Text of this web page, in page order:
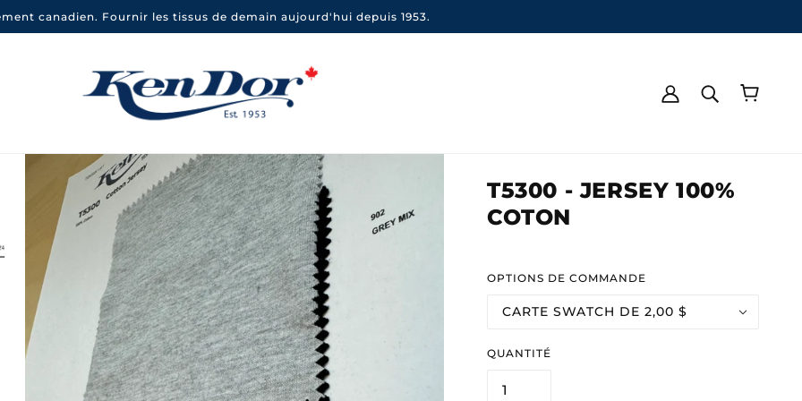
canadien. Fournir les tissus de demain aujourd'hui depuis 1953.
T5300 - JERSEY 100%
COTON
OPTIONS DE COMMANDE
CARTE SWATCH DE 2,00 $
QUANTITÉ